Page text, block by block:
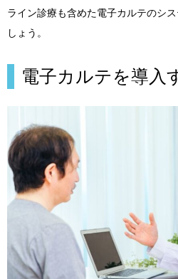
ライン診療も含めた電子カルテのシ
しょう。
電子カルテを導入